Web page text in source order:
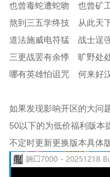
也曾毒蛇遭蛇吻 也曾矿
熬到三五学终技 从此天
道法施威电符猛 战士逞
三更战罢有余悸 旷野处
哪有英雄怕诅咒 何来好
如果发现影响开区的大问
50以下的为低价福利版本
不定时更新更换版本具体